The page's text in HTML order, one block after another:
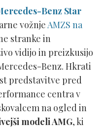
Benz Star
vožnjeAMZS na
stranke in
vidijo in preizkusijo
Benz. Hkrati
predstavitve pred
centra v
na ogled in
modeli AMG, ki